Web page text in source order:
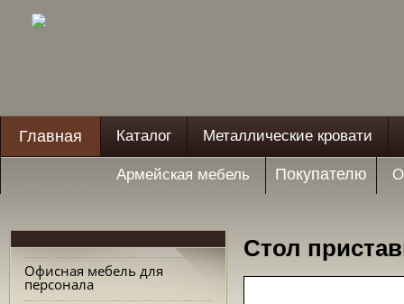
Главная Каталог Металлические кровати
Армейская мебель Покупателю
Офисная мебель для
персонала
Стол